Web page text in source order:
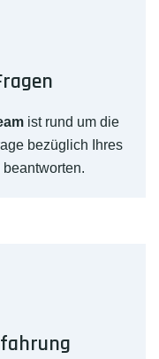
ist rund um die
bezüglich Ihres